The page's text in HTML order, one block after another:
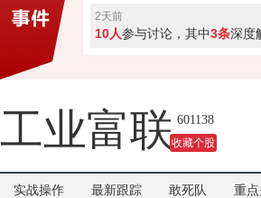
最悲观过去，市场焦点要转向
购、现金流或将成新催化。经
2天前
10人参与讨论，其中3条深度
工业富联 601138
收藏个股
实战操作 最新跟踪 敢死队 重